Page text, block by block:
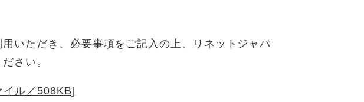
いただき、必要事項をご記入の上、リネットジャパ
さい。
ル／508KB]